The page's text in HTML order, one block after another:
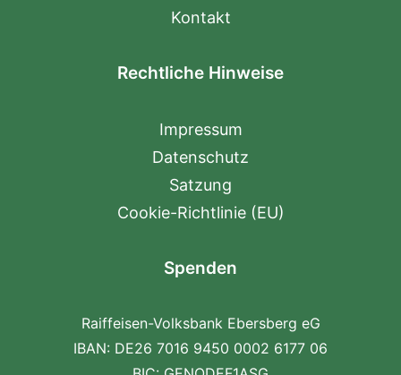
Kontakt
Rechtliche Hinweise
Impressum
Datenschutz
Satzung
Cookie-Richtlinie (EU)
Spenden
Raiffeisen-Volksbank Ebersberg eG
IBAN: DE26 7016 9450 0002 6177 06